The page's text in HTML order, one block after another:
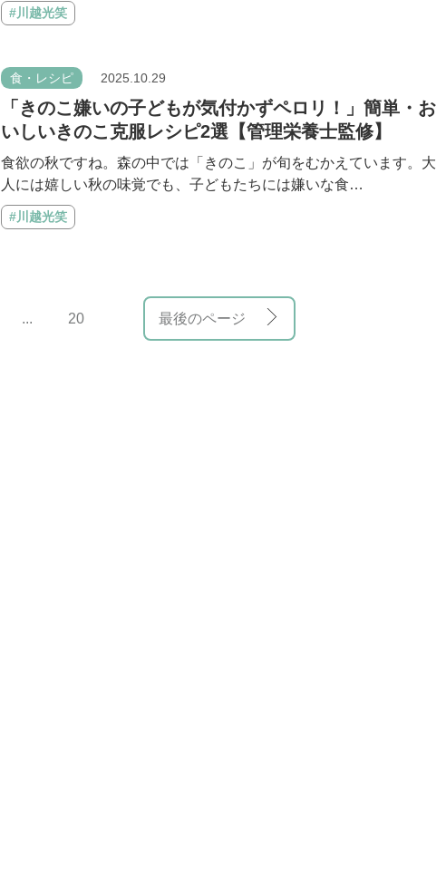
#川越光笑
食・レシピ 2025.10.29
「きのこ嫌いの子どもが気付かずペロリ！」簡単・お
いしいきのこ克服レシピ2選【管理栄養士監修】
食欲の秋ですね。森の中では「きのこ」が旬をむかえています。大
人には嬉しい秋の味覚でも、子どもたちには嫌いな食…
#川越光笑
... 20 最後のページ